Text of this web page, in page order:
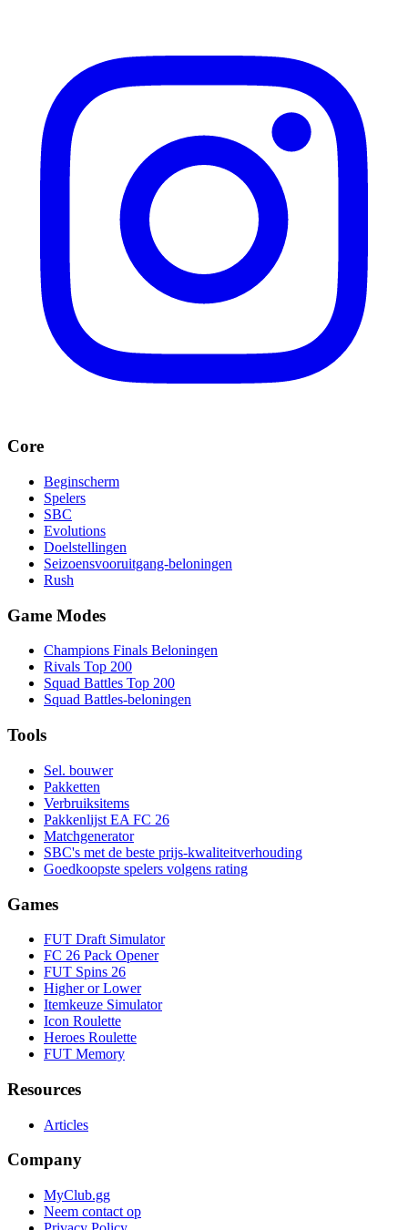
Core
Beginscherm
Spelers
SBC
Evolutions
Doelstellingen
Seizoensvooruitgang-beloningen
Rush
Game Modes
Champions Finals Beloningen
Rivals Top 200
Squad Battles Top 200
Squad Battles-beloningen
Tools
Sel. bouwer
Pakketten
Verbruiksitems
Pakkenlijst EA FC 26
Matchgenerator
SBC's met de beste prijs-kwaliteitverhouding
Goedkoopste spelers volgens rating
Games
FUT Draft Simulator
FC 26 Pack Opener
FUT Spins 26
Higher or Lower
Itemkeuze Simulator
Icon Roulette
Heroes Roulette
FUT Memory
Resources
Articles
Company
MyClub.gg
Neem contact op